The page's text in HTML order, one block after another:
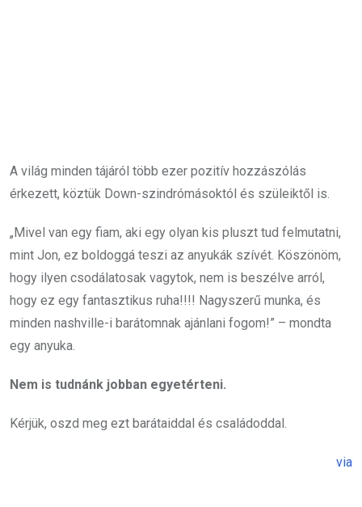
A világ minden tájáról több ezer pozitív hozzászólás
érkezett, köztük Down-szindrómásoktól és szüleiktől is.
„Mivel van egy fiam, aki egy olyan kis pluszt tud felmutatni,
mint Jon, ez boldoggá teszi az anyukák szívét. Köszönöm,
hogy ilyen csodálatosak vagytok, nem is beszélve arról,
hogy ez egy fantasztikus ruha!!!! Nagyszerű munka, és
minden nashville-i barátomnak ajánlani fogom!” – mondta
egy anyuka.
Nem is tudnánk jobban egyetérteni.
Kérjük, oszd meg ezt barátaiddal és családoddal.
via